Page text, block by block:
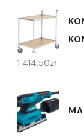
1 414,50zł